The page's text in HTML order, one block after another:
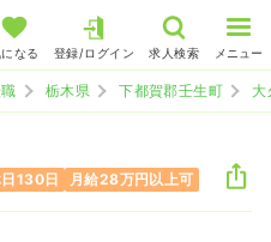
なる 登録/ログイン 求人検索 メニュー
栃木県 下都賀郡壬生町 大
130日 月給28万円以上可